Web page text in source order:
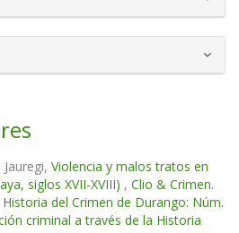
Violencia y malos tratos en
siglos XVII-XVIII) , Clio & Crimen.
del Crimen de Durango: Núm.
criminal a través de la Historia